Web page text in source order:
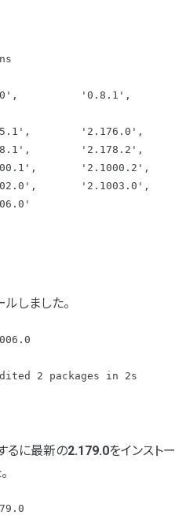
しました。
2 packages in 2s
るに最新の2.179.0をインスト